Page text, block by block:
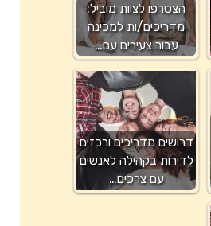
הצטרפו לצוות מוביל:
מדריכים/ות למכינה
עבור צעירים עם…
דרושים מדריכים ורכזים
לדירות בקהילה לאנשים
עם צרכים…